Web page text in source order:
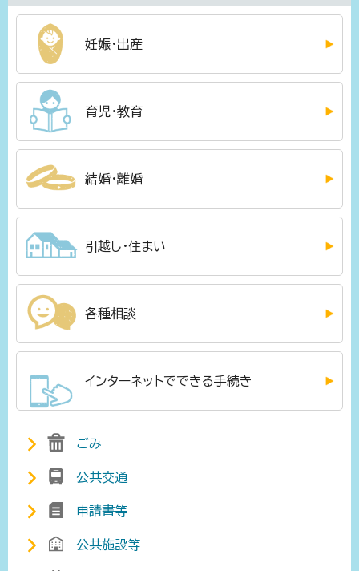
妊娠・出産
育児・教育
結婚・離婚
引越し・住まい
各種相談
インターネットでできる手続き
ごみ
公共交通
申請書等
公共施設等